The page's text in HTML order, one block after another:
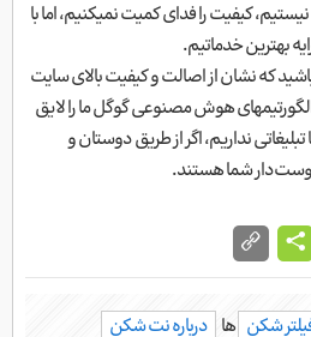
کیفیت را فدای کمیت نمیکنیم، اما با
بهترین خدماتیم.
که نشان از اصالت و کیفیت بالای سایت
الگورتیمهای هوش مصنوعی گوگل ما را لایق
نداریم، اگر از طریق دوستان و
دوست‌دار شما هستند.
شکن ها درباره نت شکن